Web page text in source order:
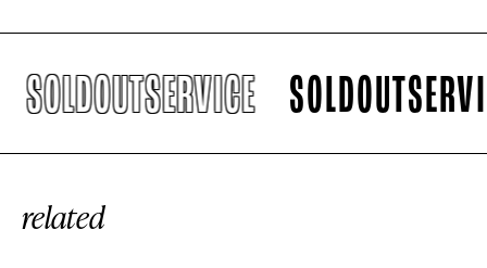
SOLDOUTSERVICE
related